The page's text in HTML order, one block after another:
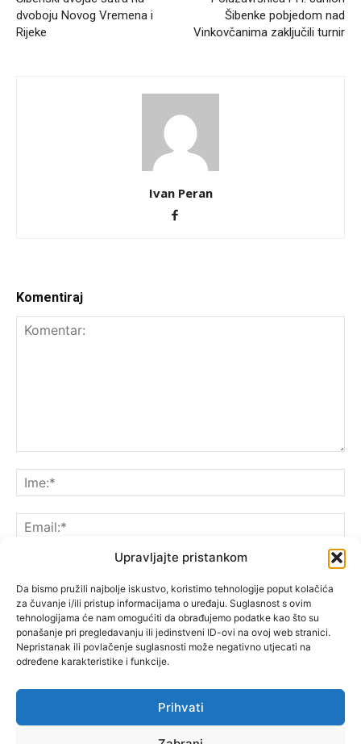
Upravljajte pristankom
Da bismo pružili najbolje iskustvo, koristimo tehnologije poput kolačića
za čuvanje i/ili pristup informacijama o uređaju. Suglasnost s ovim
tehnologijama će nam omogućiti da obrađujemo podatke kao što su
ponašanje pri pregledavanju ili jedinstveni ID-ovi na ovoj web stranici.
Nepristanak ili povlačenje suglasnosti može negativno utjecati na
određene karakteristike i funkcije.
Prihvati
dvoboju Novog Vremena i
Rijeke
Šibenke pobjedom nad
Vinkovčanima zaključili turnir
Ivan Peran
Komentiraj
Spremite moje ime, e-poštu i web-lokaciju u ovom
pregledniku sljedeći put kada komentarirate.